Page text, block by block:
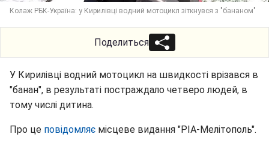
Колаж РБК-Україна: у Кирилівці водний мотоцикл зіткнувся з "бананом"
Поделиться
У Кирилівці водний мотоцикл на швидкості врізався в
"банан", в результаті постраждало четверо людей, в
тому числі дитина.
Про це повідомляє місцеве видання "РІА-Мелітополь".